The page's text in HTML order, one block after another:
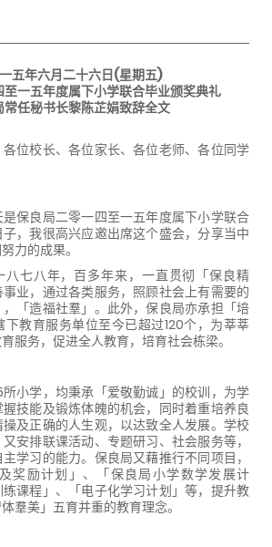
五年六月二十六日(星期五)
一五年度属下小学联合毕业颁奖典礼
常任秘书长黎陈芷娟致辞全文
位校长、各位家长、各位老师、各位同学
良局二零一四至一五年度属下小学联合
，我很高兴应邀出席这个盛会，分享当中
力的成果。
八年，百多年来，一直贯彻「保良精
业，通过各类服务，照顾社会上有需要的
「造福社羣」。此外，保良局亦承担「培
教育服务单位至今已超过120个，为莘莘
服务，促进全人教育，培育社会栋梁。
学，均秉承「爱敬勤诚」的校训，为学
技能及锻炼体魄的机会，同时着重培养良
及正确的人生观，以达致全人发展。学校
安排联课活动、专题研习、社会服务等，
学习的能力。保良局又藉推行不同项目，
奖励计划」、「保良局小学数学发展计
课程」、「电子化学习计划」等，提升教
羣美」五育并重的教育理念。